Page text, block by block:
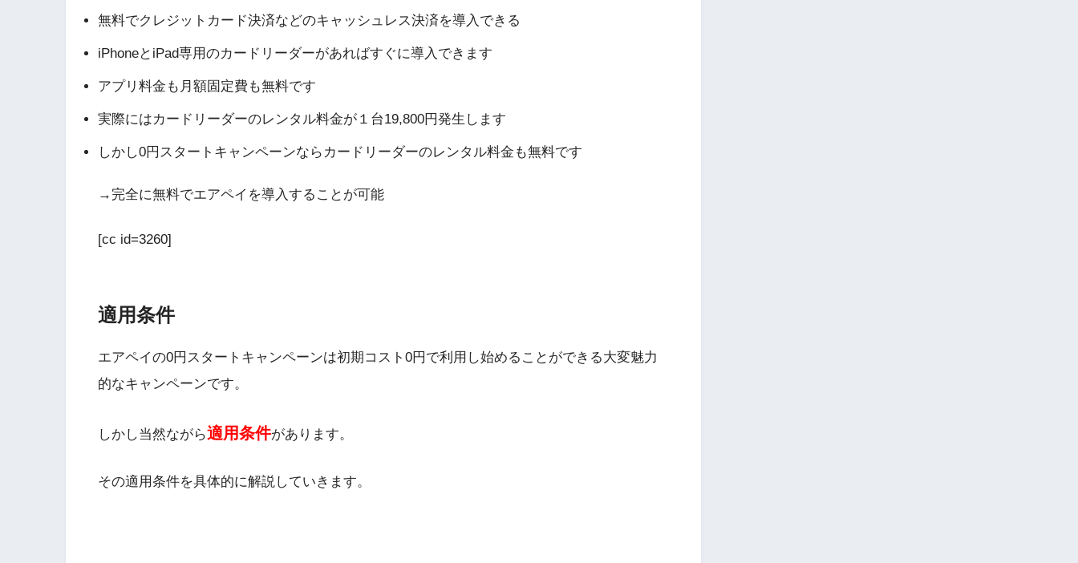
無料でクレジットカード決済などのキャッシュレス決済を導入できる
iPhoneとiPad専用のカードリーダーがあればすぐに導入できます
アプリ料金も月額固定費も無料です
実際にはカードリーダーのレンタル料金が１台19,800円発生します
しかし0円スタートキャンペーンならカードリーダーのレンタル料金も無料です
→完全に無料でエアペイを導入することが可能
[cc id=3260]
適用条件
エアペイの0円スタートキャンペーンは初期コスト0円で利用し始めることができる大変魅力
的なキャンペーンです。
しかし当然ながら適用条件があります。
その適用条件を具体的に解説していきます。